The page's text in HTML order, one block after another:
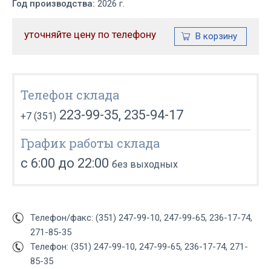
Год производства: 2026 г.
уточняйте цену по телефону
Телефон склада
+7 (351) 223-99-35, 235-94-17
График работы склада
с 6:00 до 22:00 без выходных
Телефон/факс: (351) 247-99-10, 247-99-65, 236-17-74,
271-85-35
Телефон: (351) 247-99-10, 247-99-65, 236-17-74, 271-
85-35